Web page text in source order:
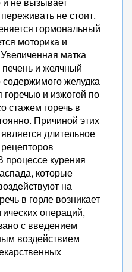
не стоит.
гормональный
моторика и
матка
и желчный
содержимого желудка
и изжогой по
стажем горечь в
Причиной этих
длительное
курения
которые
на
в горле возникает
операций,
с введением
воздействием